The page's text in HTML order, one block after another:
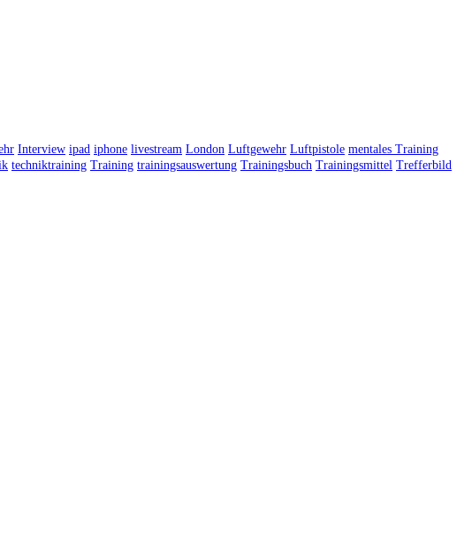
Interview ipad iphone livestream London Luftgewehr Luftpistole mentales Training
techniktraining Training trainingsauswertung Trainingsbuch Trainingsmittel Trefferbild